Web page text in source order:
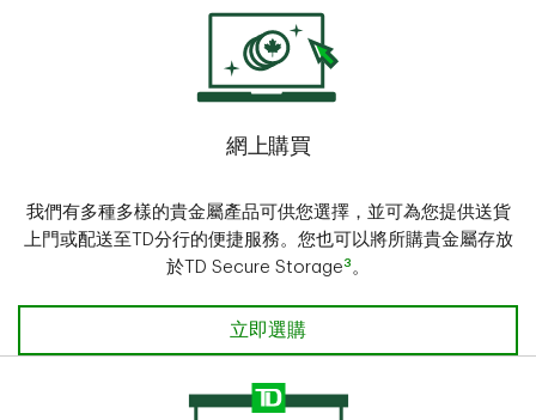
網上購買
我們有多種多樣的貴金屬產品可供您選擇，並可為您提供送貨
上門或配送至TD分行的便捷服務。您也可以將所購貴金屬存放
於TD Secure Storage 3 。
在分行購買
立即選購